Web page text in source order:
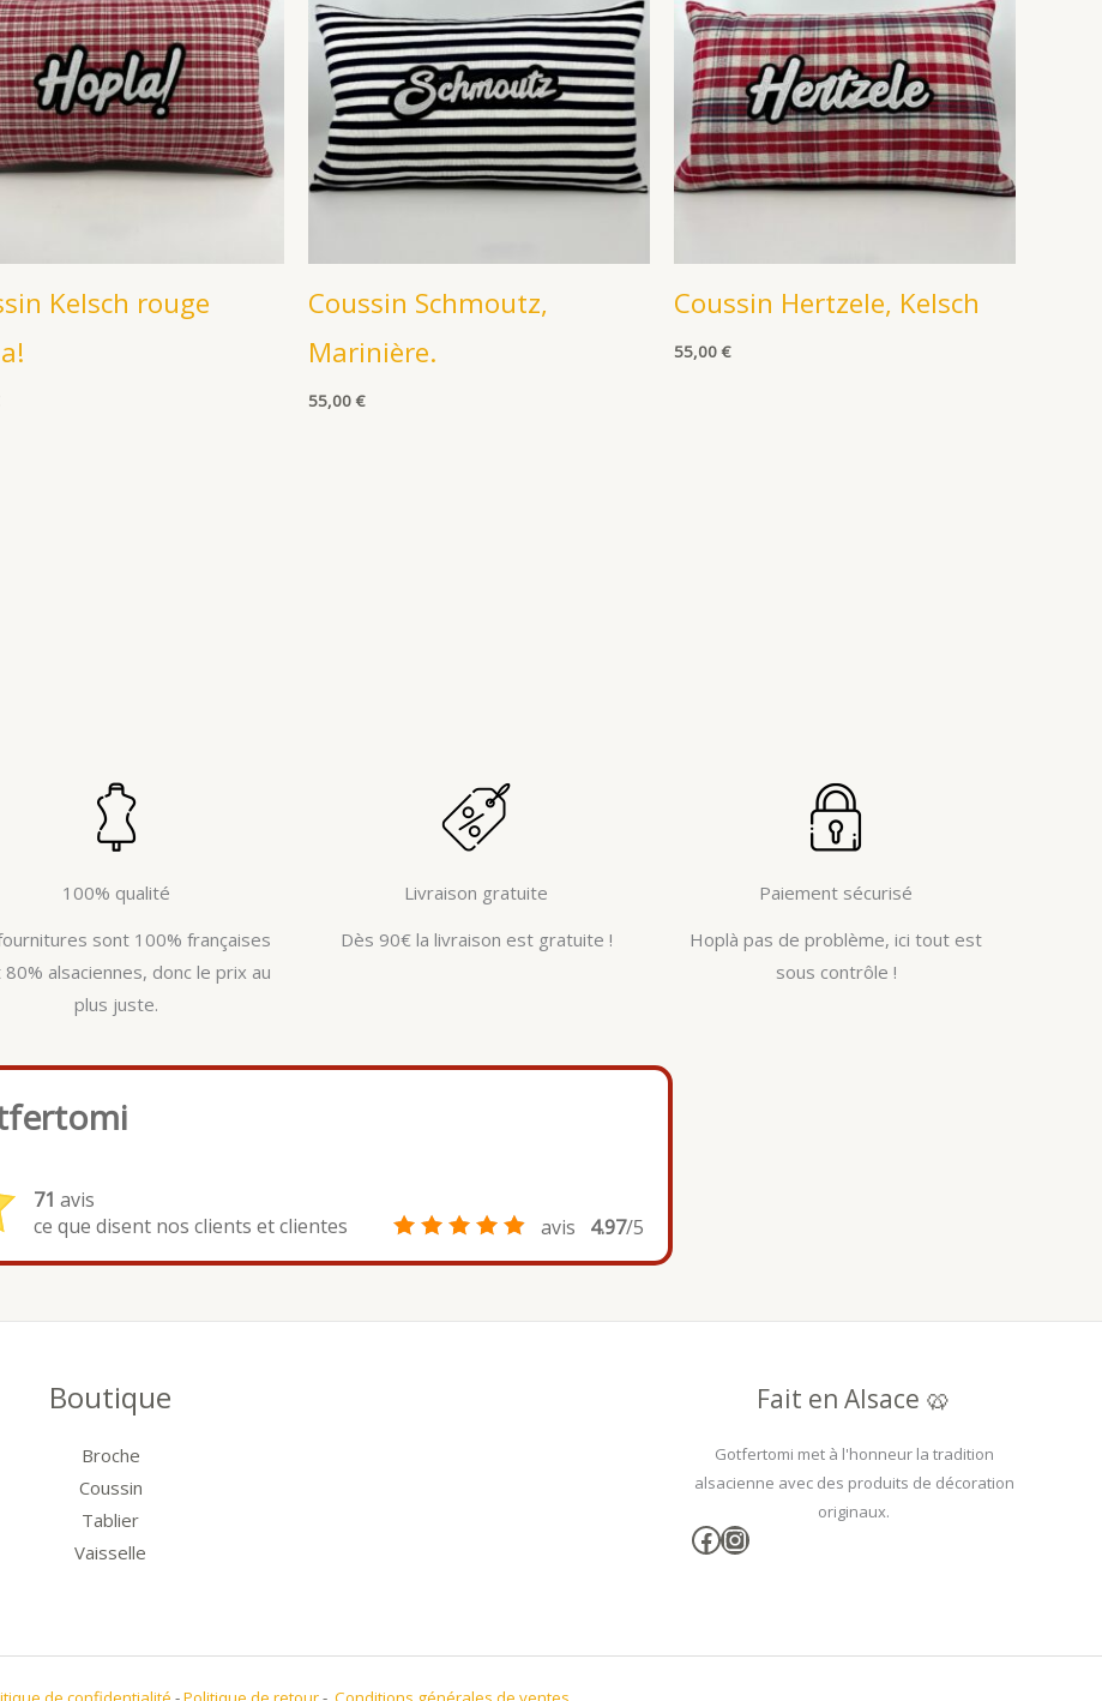
Kelsch rouge
Coussin Schmoutz,
Marinière.
55,00 €
Coussin Hertzele, Kelsch
55,00 €
100% qualité
sont 100% françaises
alsaciennes, donc le prix au
plus juste.
Livraison gratuite
Dès 90€ la livraison est gratuite !
Paiement sécurisé
Hoplà pas de problème, ici tout est
sous contrôle !
71 avis
ce que disent nos clients et clientes
avis 4.97/5
Boutique
Broche
Coussin
Tablier
Vaisselle
Fait en Alsace 🥨
Gotfertomi met à l'honneur la tradition
alsacienne avec des produits de décoration
originaux.
Facebook
Instagram